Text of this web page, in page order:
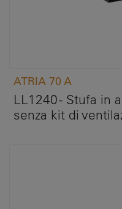
ATRIA 70 A
LL1240 - Stufa in
senza kit di